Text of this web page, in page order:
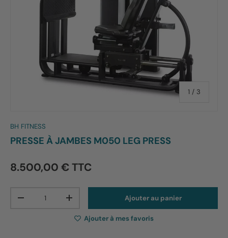
1 / de
3
BH FITNESS
PRESSE À JAMBES M050 LEG PRESS
8.500,00 € TTC
-
+ Ajouter au panier
Ajouter à mes favoris